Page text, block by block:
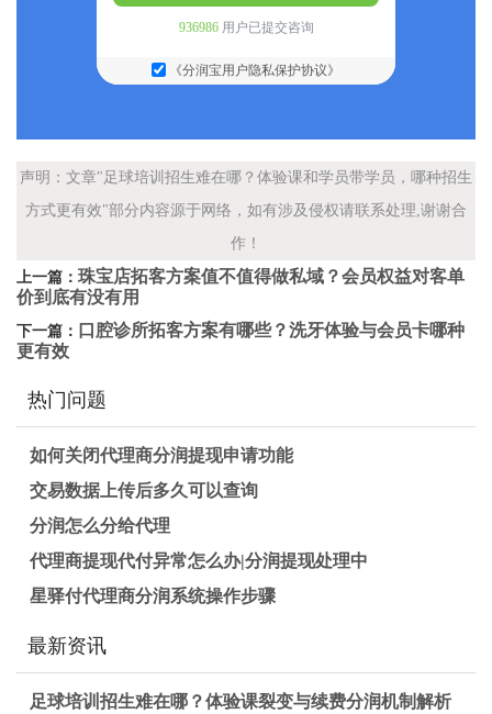
936986用户已提交咨询
《分润宝用户隐私保护协议》
声明：文章"足球培训招生难在哪？体验课和学员带学员，哪种招生
方式更有效"部分内容源于网络，如有涉及侵权请联系处理,谢谢合
作！
上一篇： 珠宝店拓客方案值不值得做私域？会员权益对客单
价到底有没有用
下一篇： 口腔诊所拓客方案有哪些？洗牙体验与会员卡哪种
更有效
热门问题
如何关闭代理商分润提现申请功能
交易数据上传后多久可以查询
分润怎么分给代理
代理商提现代付异常怎么办|分润提现处理中
星驿付代理商分润系统操作步骤
最新资讯
足球培训招生难在哪？体验课裂变与续费分润机制解析